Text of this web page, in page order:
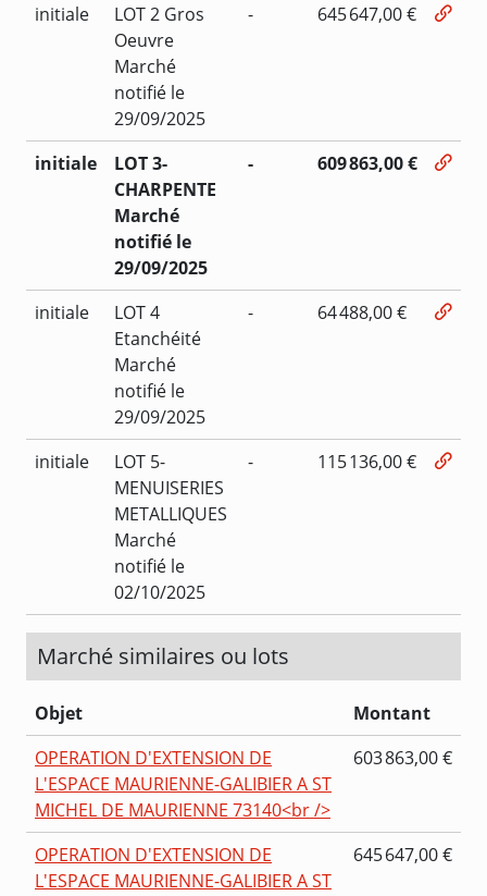
initiale
LOT 2 Gros
Oeuvre
Marché
notifié le
29/09/2025
- 645 647,00 €
initiale
LOT 3-
CHARPENTE
Marché
notifié le
29/09/2025
- 609 863,00 €
initiale
LOT 4
Etanchéité
Marché
notifié le
29/09/2025
- 64 488,00 €
initiale
LOT 5-
MENUISERIES
METALLIQUES
Marché
notifié le
02/10/2025
- 115 136,00 €
Marché similaires ou lots
Objet
Montant
OPERATION D'EXTENSION DE
L'ESPACE MAURIENNE-GALIBIER A ST
MICHEL DE MAURIENNE 73140<br />
603 863,00 €
OPERATION D'EXTENSION DE
L'ESPACE MAURIENNE-GALIBIER A ST
645 647,00 €